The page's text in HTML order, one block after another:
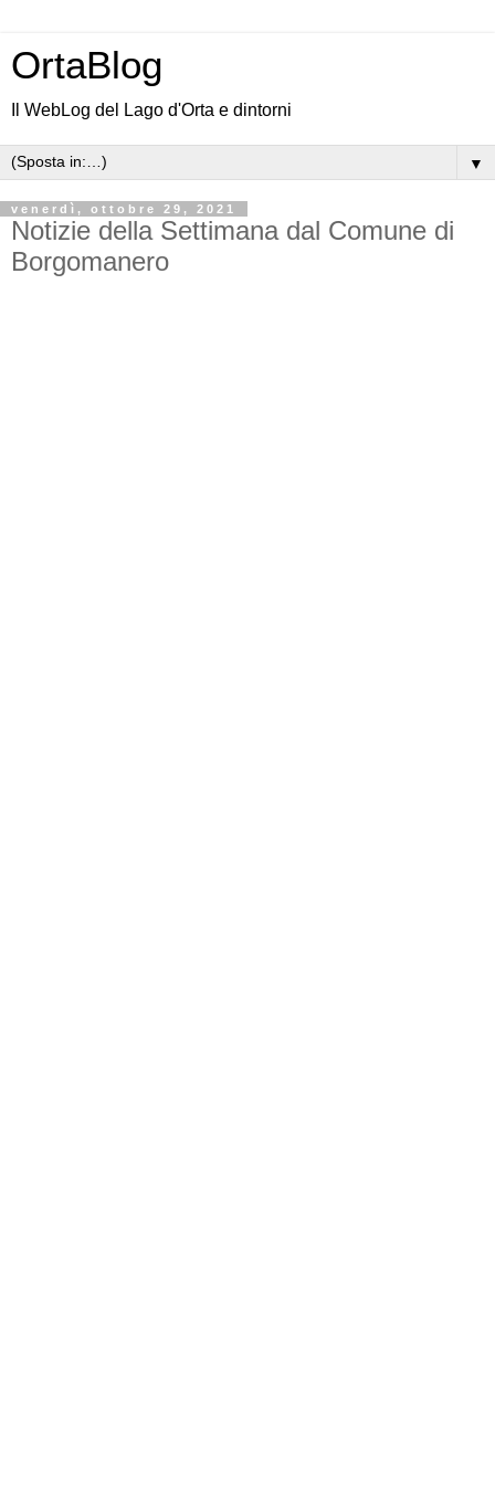
OrtaBlog
Il WebLog del Lago d'Orta e dintorni
▼
venerdì, ottobre 29, 2021
Notizie della Settimana dal Comune di
Borgomanero